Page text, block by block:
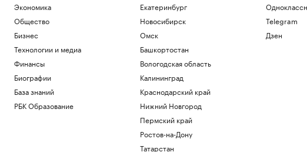
Экономика
Общество
Бизнес
Технологии и медиа
Финансы
Биографии
База знаний
РБК Образование
Екатеринбург
Новосибирск
Омск
Башкортостан
Вологодская область
Калининград
Краснодарский край
Нижний Новгород
Пермский край
Ростов-на-Дону
Татарстан
Telegram
Дзен